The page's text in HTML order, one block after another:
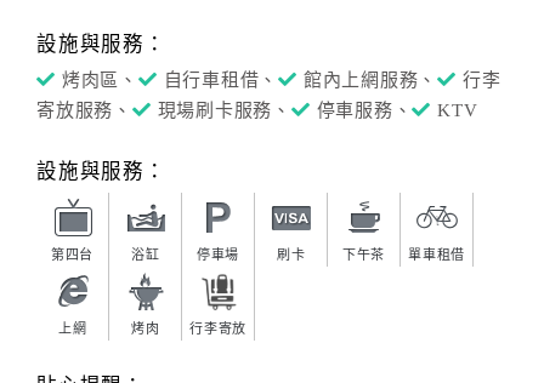
單
線
設施與服務：
烤肉區、 自行車租借、 館內上網服務、
行李
寄放服務、
現場刷卡服務、 停車服務、 KTV
設施與服務：
第四台 浴缸 停車場 刷卡 下午茶 單車租借
上網 烤肉 行李寄放